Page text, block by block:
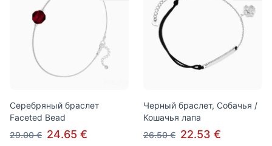
Серебряный браслет
Faceted Bead
29.00 € 24.65 €
Черный браслет, Собачья /
Кошачья лапа
26.50 € 22.53 €